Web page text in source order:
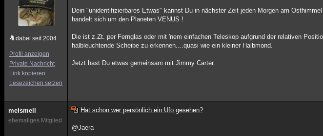
dabei seit 2004
Profil anzeigen
Private Nachricht
Link kopieren
Lesezeichen setzen
Dein "unidentifizierbares Etwas" kannst Du in nächster Zeit jeden Morgen am
handelt sich um den Planeten VENUS !
Die ist z.Zt. per Fernglas oder mit 'nem einfachen Teleskop aufgrund der relativen
halbleuchtende Scheibe zu erkennen....quasi wie ein kleiner Halbmond.
Jetzt hast Du etwas gemeinsam mit Jimmy Carter.
melsmell
ehemaliges Mitglied
Hat schon wer persönlich ein Ufo gesehen?
@Jaera